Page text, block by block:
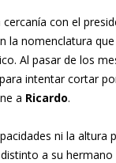
cercanía con el
la nomenclatura
Al pasar de los
intentar cortar
a Ricardo.
ni la altura
a su